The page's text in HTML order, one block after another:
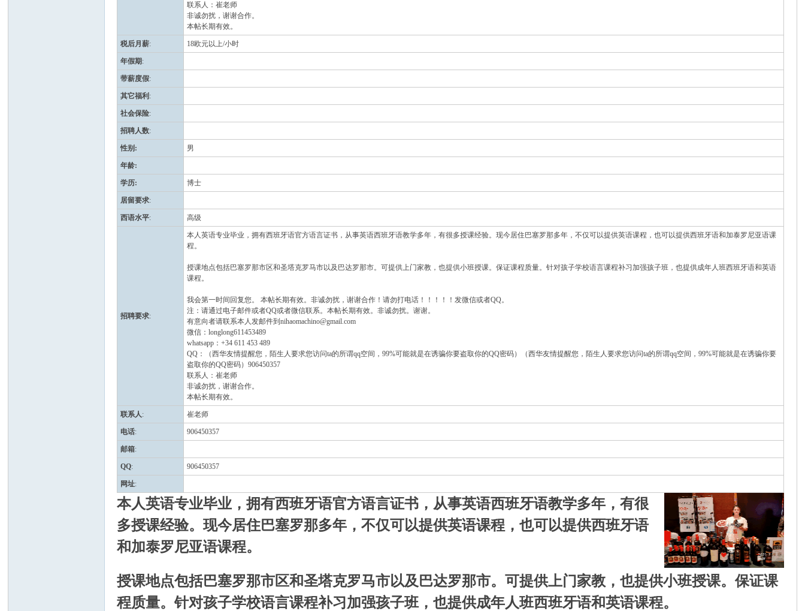
联系人：崔老师
非诚勿扰，谢谢合作。
本帖长期有效。
税后月薪: 18欧元以上/小时
年假期:
带薪度假:
其它福利 :
社会保险:
招聘人数:
性别 : 男
年龄:
学历: 博士
居留要求:
西语水平: 高级
招聘要求:
本人英语专业毕业，拥有西班牙语官方语言证书，从事英语西班牙语教学多年，有很多授课经验。现今居住巴塞罗那多年，不仅可以提供英语课程，也可以提供西班牙语和加泰罗尼亚语课
程。
授课地点包括巴塞罗那市区和圣塔克罗马市以及巴达罗那市。可提供上门家教，也提供小班授课。保证课程质量。针对孩子学校语言课程补习加强孩子班，也提供成年人班西班牙语和英语
课程。
我会第一时间回复您。 本帖长期有效。非诚勿扰，谢谢合作！请勿打电话！！！！！发微信或者QQ。
注：请通过电子邮件或者QQ或者微信联系。本帖长期有效。非诚勿扰。谢谢。
有意向者请联系本人发邮件到nihaomachino@gmail.com
微信：longlong611453489
whatsapp：+34 611 453 489
QQ：（西华友情提醒您，陌生人要求您访问ta的所谓qq空间，99%可能就是在诱骗你要盗取你的QQ密码）（西华友情提醒您，陌生人要求您访问ta的所谓qq空间，99%可能就是在诱骗你要
盗取你的QQ密码）906450357
联系人：崔老师
非诚勿扰，谢谢合作。
本帖长期有效。
联系人: 崔老师
电话: 906450357
邮箱:
QQ: 906450357
网址:
本人英语专业毕业，拥有西班牙语官方语言证书，从事英语西班牙语教学多年，有很
多授课经验。现今居住巴塞罗那多年，不仅可以提供英语课程，也可以提供西班牙语
和加泰罗尼亚语课程。
授课地点包括巴塞罗那市区和圣塔克罗马市以及巴达罗那市。可提供上门家教，也提供小班授课。保证课
程质量。针对孩子学校语言课程补习加强孩子班，也提供成年人班西班牙语和英语课程。